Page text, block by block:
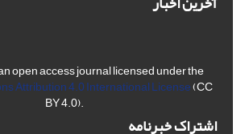
open access journal licensed under the
Attribution 4.0 International License(CC
BY 4.0).
اشتراک خبرنامه